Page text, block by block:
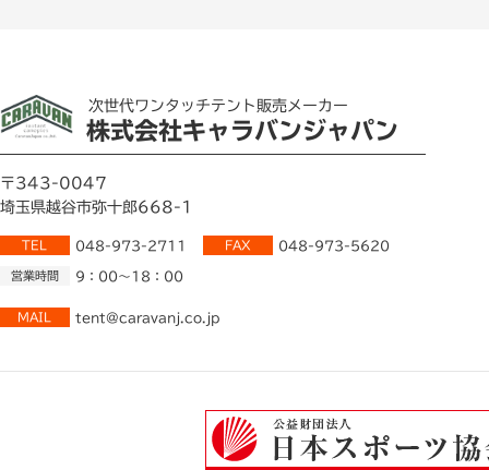
次世代ワンタッチテント販売メーカー
株式会社キャラバンジャパン
〒343-0047
埼玉県越谷市弥十郎668-1
TEL 048-973-2711 FAX 048-973-5620
営業時間 9：00～18：00
MAIL tent@caravanj.co.jp